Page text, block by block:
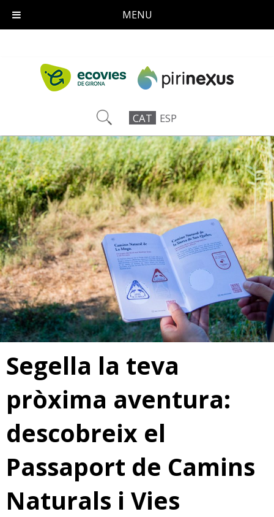
CAT ESP
Segella la teva
pròxima aventura:
descobreix el
Passaport de Camins
Naturals i Vies
MENU